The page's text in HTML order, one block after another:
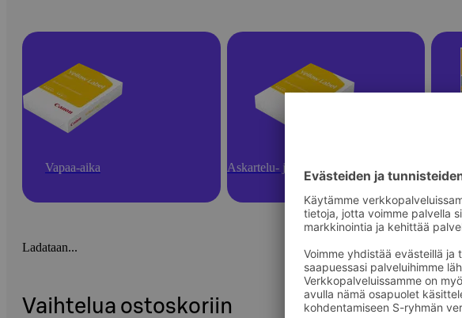
Vapaa-aika Askartelu- ja toimistotarvikkeet
Ladataan...
Vaihtelua ostoskoriin